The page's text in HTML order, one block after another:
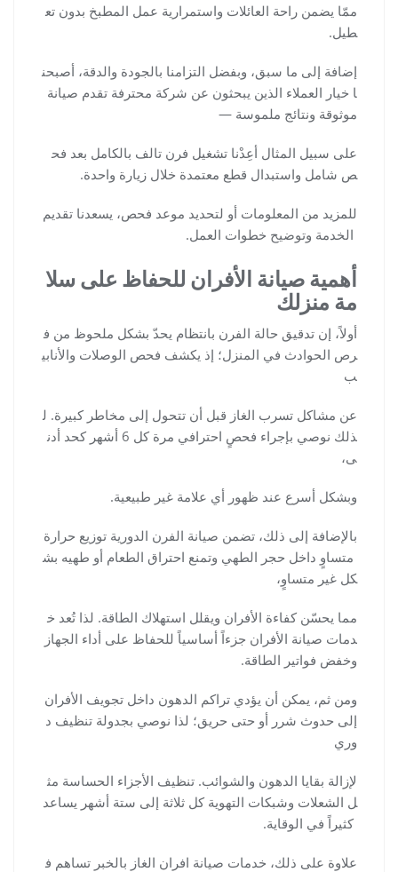
ممّا يضمن راحة العائلات واستمرارية عمل المطبخ بدون تع
طيل.
إضافة إلى ما سبق، وبفضل التزامنا بالجودة والدقة، أصبحن
ا خيار العملاء الذين يبحثون عن شركة محترفة تقدم صيانة
موثوقة ونتائج ملموسة —
على سبيل المثال أعِدْنا تشغيل فرن تالف بالكامل بعد فح
ص شامل واستبدال قطع معتمدة خلال زيارة واحدة.
للمزيد من المعلومات أو لتحديد موعد فحص، يسعدنا تقديم
الخدمة وتوضيح خطوات العمل.
أهمية صيانة الأفران للحفاظ على سلا
مة منزلك
أولاً، إن تدقيق حالة الفرن بانتظام يحدّ بشكل ملحوظ من ف
رص الحوادث في المنزل؛ إذ يكشف فحص الوصلات والأنابي
ب
عن مشاكل تسرب الغاز قبل أن تتحول إلى مخاطر كبيرة. ل
ذلك نوصي بإجراء فحصٍ احترافي مرة كل 6 أشهر كحد أدن
ى،
وبشكل أسرع عند ظهور أي علامة غير طبيعية.
بالإضافة إلى ذلك، تضمن صيانة الفرن الدورية توزيع حرارة
متساوٍ داخل حجر الطهي وتمنع احتراق الطعام أو طهيه بش
كل غير متساوٍ،
مما يحسّن كفاءة الأفران ويقلل استهلاك الطاقة. لذا تُعد خ
دمات صيانة الأفران جزءاً أساسياً للحفاظ على أداء الجهاز
وخفض فواتير الطاقة.
ومن ثم، يمكن أن يؤدي تراكم الدهون داخل تجويف الأفران
إلى حدوث شرر أو حتى حريق؛ لذا نوصي بجدولة تنظيف د
وري
لإزالة بقايا الدهون والشوائب. تنظيف الأجزاء الحساسة مث
ل الشعلات وشبكات التهوية كل ثلاثة إلى ستة أشهر يساعد
كثيراً في الوقاية.
علاوة على ذلك، خدمات صيانة افران الغاز بالخبر تساهم ف